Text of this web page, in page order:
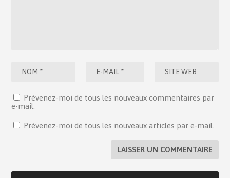
Prévenez-moi de tous les nouveaux commentaires par
e-mail.
Prévenez-moi de tous les nouveaux articles par e-mail.